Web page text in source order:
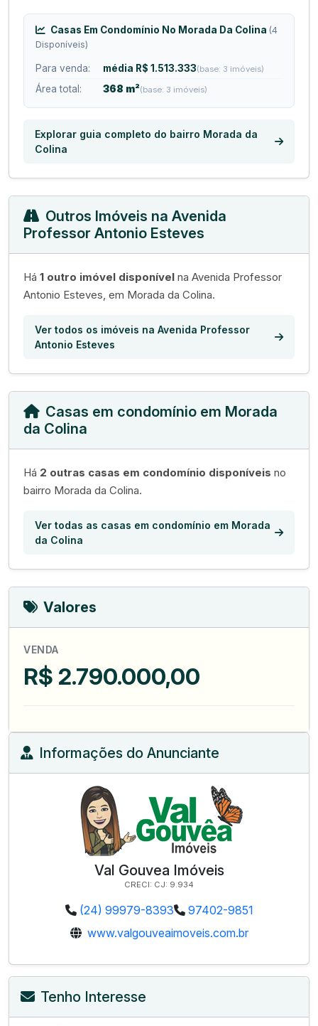
Casas Em Condomínio No Morada Da Colina (4
Disponíveis)
Para venda: média R$ 1.513.333(base: 3 imóveis)
Área total: 368 m²(base: 3 imóveis)
Explorar guia completo do bairro Morada da
Colina
Outros Imóveis na Avenida
Professor Antonio Esteves
Há 1 outro imóvel disponível na Avenida Professor
Antonio Esteves, em Morada da Colina.
Ver todos os imóveis na Avenida Professor
Antonio Esteves
Casas em condomínio em Morada
da Colina
Há 2 outras casas em condomínio disponíveis no
bairro Morada da Colina.
Ver todas as casas em condomínio em Morada
da Colina
Valores
VENDA
R$ 2.790.000,00
Informações do Anunciante
Val Gouvea Imóveis
CRECI: CJ: 9.934
(24) 99979-8393
97402-9851
www.valgouveaimoveis.com.br
Tenho Interesse